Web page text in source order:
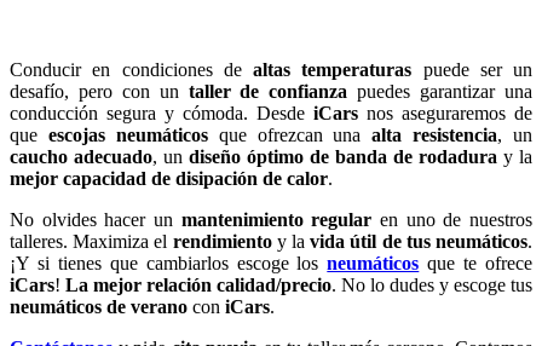
Conducir en condiciones de altas temperaturas puede ser un
desafío, pero con un taller de confianza puedes garantizar una
conducción segura y cómoda. Desde iCars nos aseguraremos de
que escojas neumáticosque ofrezcan unaalta resistencia, un
caucho adecuado, un diseño óptimo de banda de rodadura y la
mejor capacidad de disipación de calor.
No olvides hacer un mantenimiento regular en uno de nuestros
talleres. Maximiza el rendimientoy la vida útil de tus neumáticos.
¡Y si tienes que cambiarlos escoge losneumáticos que te ofrece
iCars! La mejor relación calidad/precio. No lo dudes y escoge tus
neumáticos de verano con iCars.